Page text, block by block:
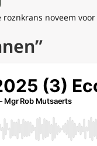
noveem